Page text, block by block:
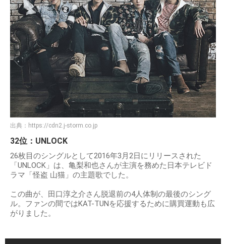
出典： https://cdn2.j-storm.co.jp
32位：UNLOCK
26枚目のシングルとして2016年3月2日にリリースされた
「UNLOCK」は、亀梨和也さんが主演を務めた日本テレビド
ラマ「怪盗 山猫」の主題歌でした。
この曲が、田口淳之介さん脱退前の4人体制の最後のシング
ル。ファンの間ではKAT-TUNを応援するために購買運動も広
がりました。